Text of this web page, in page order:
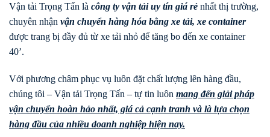
Vận tải Trọng Tấn là công ty vận tải uy tín giá rẻ nhất thị trường,
chuyên nhận vận chuyển hàng hóa bằng xe tải, xe container
được trang bị đầy đủ từ xe tải nhỏ để tăng bo đến xe container
40’.
Với phương châm phục vụ luôn đặt chất lượng lên hàng đầu,
chúng tôi – Vận tải Trọng Tấn – tự tin luôn mang đến giải pháp
vận chuyển hoàn hảo nhất, giá cả cạnh tranh và là lựa chọn
hàng đầu của nhiều doanh nghiệp hiện nay.